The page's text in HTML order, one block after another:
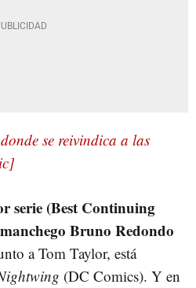
se reivindica a las
serie (Best Continuing
Bruno Redondo
a Tom Taylor, está
(DC Comics). Y en